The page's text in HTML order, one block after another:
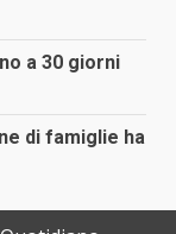
a 30 giorni
di famiglie ha